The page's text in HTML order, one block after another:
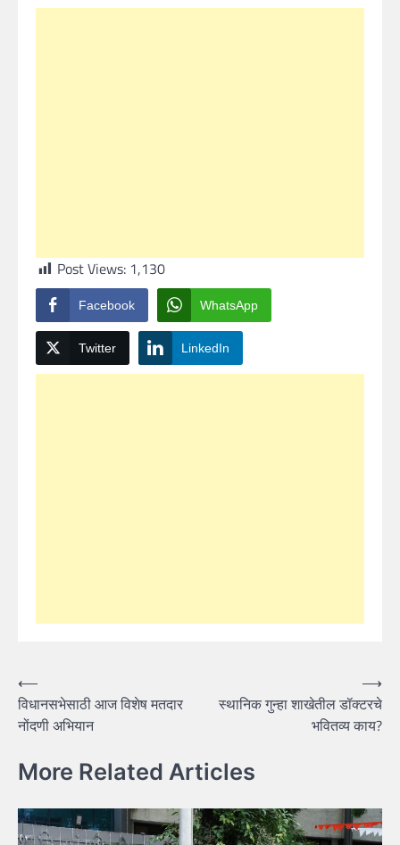
Post Views: 1,130
Facebook WhatsApp
Twitter LinkedIn
Post
navigation
⟵
विधानसभेसाठी आज विशेष मतदार
नोंदणी अभियान
स्थानिक गुन्हा शाखेतील डॉक्टरचे
भवितव्य काय?
⟶
More Related Articles